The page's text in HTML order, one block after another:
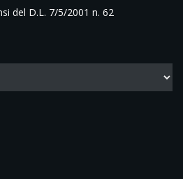
del D.L. 7/5/2001 n. 62